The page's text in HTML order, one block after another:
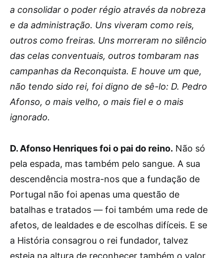
a consolidar o poder régio através da nobreza
e da administração. Uns viveram como reis,
outros como freiras. Uns morreram no silêncio
das celas conventuais, outros tombaram nas
campanhas da Reconquista. E houve um que,
não tendo sido rei, foi digno de sê-lo: D. Pedro
Afonso, o mais velho, o mais fiel e o mais
ignorado.
D. Afonso Henriques foi o pai do reino. Não só
pela espada, mas também pelo sangue. A sua
descendência mostra-nos que a fundação de
Portugal não foi apenas uma questão de
batalhas e tratados — foi também uma rede de
afetos, de lealdades e de escolhas difíceis. E se
a História consagrou o rei fundador, talvez
esteja na altura de reconhecer também o valor